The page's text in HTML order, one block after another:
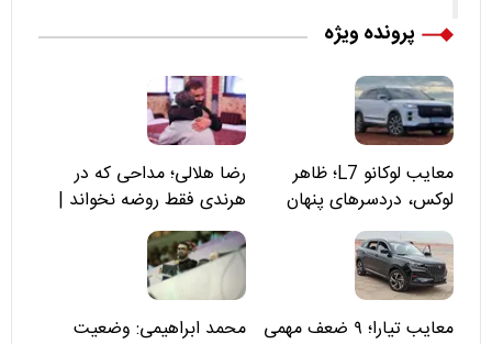
پرونده ویژه
معایب لوکانو L7؛ ظاهر
لوکس، دردسرهای پنهان
رضا هلالی؛ مداحی که در
هرندی فقط روضه نخواند |
مسئولان «تکیه‌گاه آقا مرتضی
علی(ع)» را جدی‌تر ببینند
معایب تیارا؛ ۹ ضعف مهمی
محمد ابراهیمی: وضعیت